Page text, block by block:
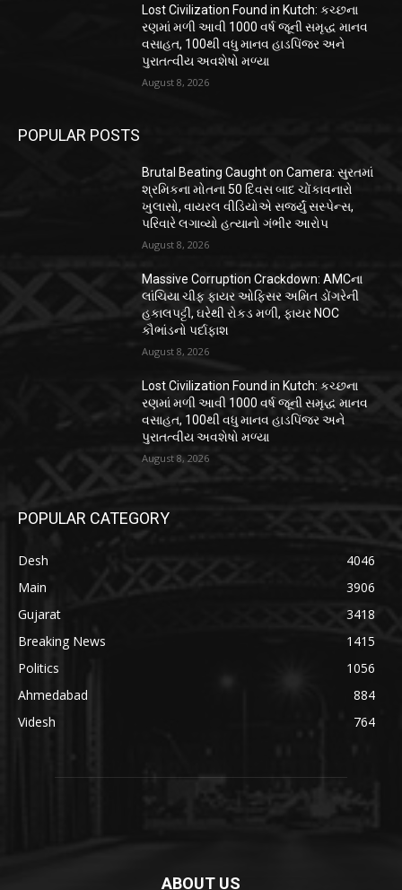
Lost Civilization Found in Kutch: કચ્છના
રણમાં મળી આવી 1000 વર્ષ જૂની સમૃદ્ધ માનવ
વસાહત, 100થી વધુ માનવ હાડપિંજર અને
પુરાતત્વીય અવશેષો મળ્યા
August 8, 2026
POPULAR POSTS
Brutal Beating Caught on Camera: સુરતમાં
શ્રમિકના મોતના 50 દિવસ બાદ ચોંકાવનારો
ખુલાસો, વાયરલ વીડિયોએ સર્જ્યું સસ્પેન્સ,
પરિવારે લગાવ્યો હત્યાનો ગંભીર આરોપ
August 8, 2026
Massive Corruption Crackdown: AMCના
લાંચિયા ચીફ ફાયર ઓફિસર અમિત ડોંગરેની
હકાલપટ્ટી, ઘરેથી રોકડ મળી, ફાયર NOC
કૌભાંડનો પર્દાફાશ
August 8, 2026
Lost Civilization Found in Kutch: કચ્છના
રણમાં મળી આવી 1000 વર્ષ જૂની સમૃદ્ધ માનવ
વસાહત, 100થી વધુ માનવ હાડપિંજર અને
પુરાતત્વીય અવશેષો મળ્યા
August 8, 2026
POPULAR CATEGORY
Desh
4046
Main
3906
Gujarat
3418
Breaking News
1415
Politics
1056
Ahmedabad
884
Videsh
764
ABOUT US